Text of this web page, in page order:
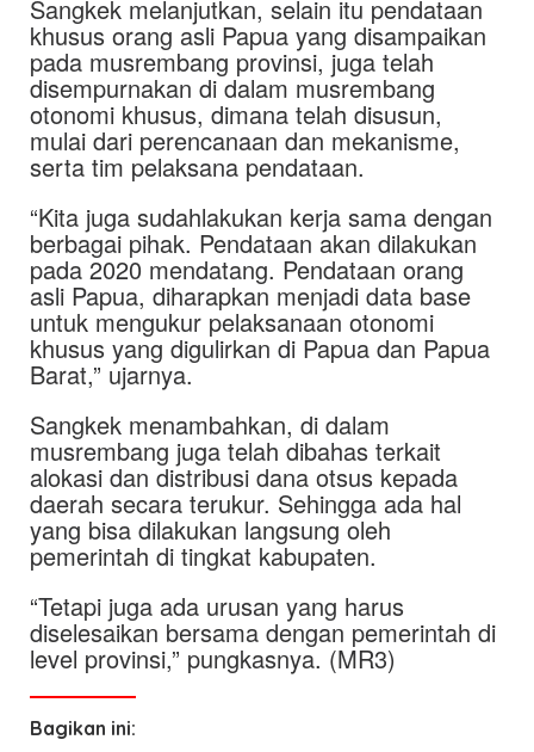
Sangkek melanjutkan, selain itu pendataan
khusus orang asli Papua yang disampaikan
pada musrembang provinsi, juga telah
disempurnakan di dalam musrembang
otonomi khusus, dimana telah disusun,
mulai dari perencanaan dan mekanisme,
serta tim pelaksana pendataan.
“Kita juga sudahlakukan kerja sama dengan
berbagai pihak. Pendataan akan dilakukan
pada 2020 mendatang. Pendataan orang
asli Papua, diharapkan menjadi data base
untuk mengukur pelaksanaan otonomi
khusus yang digulirkan di Papua dan Papua
Barat,” ujarnya.
Sangkek menambahkan, di dalam
musrembang juga telah dibahas terkait
alokasi dan distribusi dana otsus kepada
daerah secara terukur. Sehingga ada hal
yang bisa dilakukan langsung oleh
pemerintah di tingkat kabupaten.
“Tetapi juga ada urusan yang harus
diselesaikan bersama dengan pemerintah di
level provinsi,” pungkasnya. (MR3)
Bagikan ini: